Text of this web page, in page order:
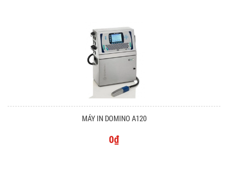
MÁY IN DOMINO A120
0₫